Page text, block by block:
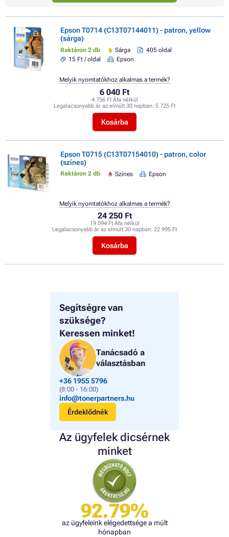
Segítségre van
szüksége?
Keressen minket!
Tanácsadó a
választásban
+36 1955 5796
(8:00 - 16:00)
info@tonerpartners.hu
Érdeklődnék
Az ügyfelek dicsérnek
minket
92.79%
az ügyfeleink elégedettsége a múlt
hónapban
Epson T0714 (C13T07144011) - patron, yellow
(sárga)
Raktáron 2 db Sárga
405 oldal
15 Ft / oldal
Epson
6 040 Ft
4 756 Ft Áfa nélkül
Legalacsonyabb ár az elmúlt 30 napban: 5 725 Ft
Kosárba
Melyik nyomtatókhoz alkalmas a termék?
Epson T0715 (C13T07154010) - patron, color
(színes)
Raktáron 2 db Színes Epson
24 250 Ft
19 094 Ft Áfa nélkül
Legalacsonyabb ár az elmúlt 30 napban: 22 995 Ft
Kosárba
Melyik nyomtatókhoz alkalmas a termék?